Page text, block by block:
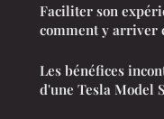
Faciliter son
comment y arriver
Les bénéfices
d'une Tesla Model S